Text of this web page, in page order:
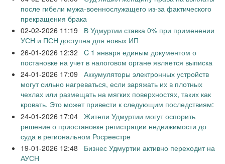
после гибели мужа-военнослужащего из-за фактического
прекращения брака
02-02-2026 11:19
В Удмуртии ставка 0% при применении
УСН и ПСН доступна для новых ИП
26-01-2026 12:32
C 1 января единым документом о
постановке на учет в налоговом органе является выписка
24-01-2026 17:09
Аккумуляторы электронных устройств
могут сильно нагреваться, если заряжать их в плотных
чехлах или размещать на мягких поверхностях, таких как
кровать. Это может привести к следующим последствиям:
24-01-2026 17:04 Жители Удмуртии могут оспорить
решение о приостановке регистрации недвижимости до
суда в региональном Росреестре
19-01-2026 12:48
Бизнес Удмуртии активно переходит на
АУСН